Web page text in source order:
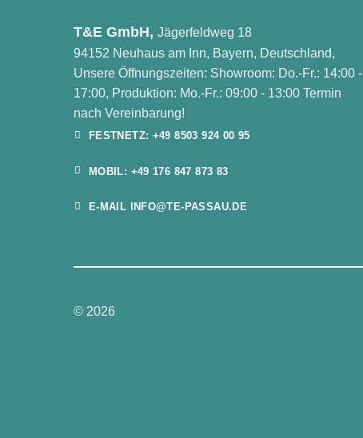
T&E GmbH, Jägerfeldweg 18
94152 Neuhaus am Inn, Bayern, Deutschland,
Unsere Öffnungszeiten: Showroom: Do.-Fr.: 14:00 -
17:00, Produktion: Mo.-Fr.: 09:00 - 13:00 Termin
nach Vereinbarung!
FESTNETZ: +49 8503 924 00 95
MOBIL: +49 176 847 873 83
E-MAIL INFO@TE-PASSAU.DE
© 2026